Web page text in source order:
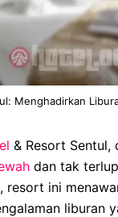
Menghadirkan
& Resort Sentul,
dan tak
resort ini
liburan